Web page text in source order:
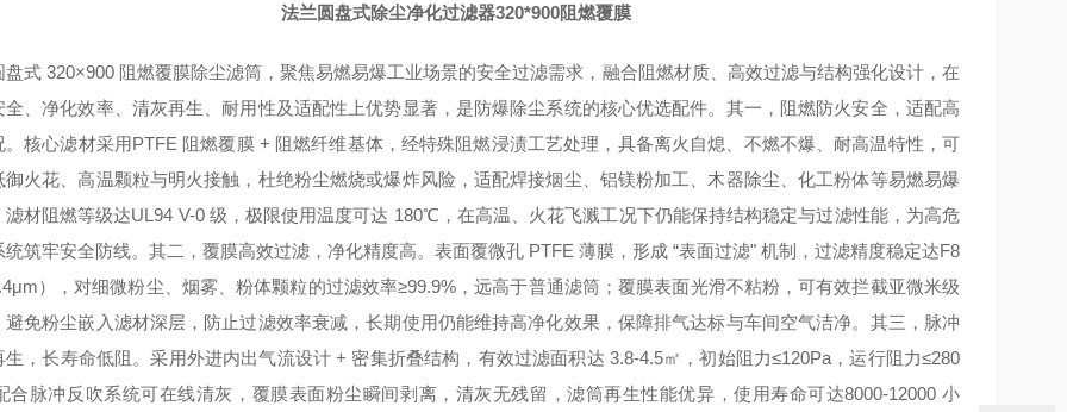
法兰圆盘式除尘净化过滤器320*900阻燃覆膜
盘式 320×900 阻燃覆膜除尘滤筒，聚焦易燃易爆工业场景的安全过滤需求，融合阻燃材质、高效过滤与结构强化设计，在
全、净化效率、清灰再生、耐用性及适配性上优势显著，是防爆除尘系统的核心优选配件。其一， 阻燃防火安全，适配高
。核心滤材采用PTFE 阻燃覆膜 + 阻燃纤维基体，经特殊阻燃浸渍工艺处理，具备离火自熄、不燃不爆、耐高温特性，可
御火花、高温颗粒与明火接触，杜绝粉尘燃烧或爆炸风险，适配焊接烟尘、铝镁粉加工、木器除尘、化工粉体等易燃易爆
滤材阻燃等级达UL94 V-0 级 ，极限使用温度可达 180℃，在高温、火花飞溅工况下仍能保持结构稳定与过滤性能，为高危
统筑牢安全防线。其二， 覆膜高效过滤，净化精度高。表面覆微孔 PTFE 薄膜 ，形成 “表面过滤" 机制，过滤精度稳定达F8
）
，对细微粉尘、烟雾、粉体颗粒的过滤效率≥99.9%，远高于普通滤筒；覆膜表面光滑不粘粉，可有效拦截亚微米级
避免粉尘嵌入滤材深层，防止过滤效率衰减，长期使用仍能维持高净化效果，保障排气达标与车间空气洁净。其三， 脉冲
生，长寿命低阻 。采用外进内出气流设计 + 密集折叠结构 ，有效过滤面积达 3.8-4.5㎡，初始阻力≤120Pa，运行阻力≤280
合脉冲反吹系统可在线清灰，覆膜表面粉尘瞬间剥离，清灰无残留，滤筒再生性能优异，使用寿命可达8000-12000 小